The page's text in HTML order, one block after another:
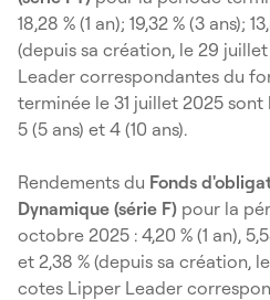
18,28 % (1 an); 19,32 % (3 ans);
(depuis sa création, le 29
Leader correspondantes du
terminée le 31 juillet 2025 sont
5 (5 ans) et 4 (10 ans).
Rendements du Fonds
Dynamique (série F) pour la
octobre 2025 : 4,20 % (1 an),
et 2,38 % (depuis sa création,
cotes Lipper Leader